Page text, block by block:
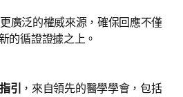
廣泛的權威來源，確保回應不僅
的循證證據之上。
引 ，來自領先的醫學學會，包括